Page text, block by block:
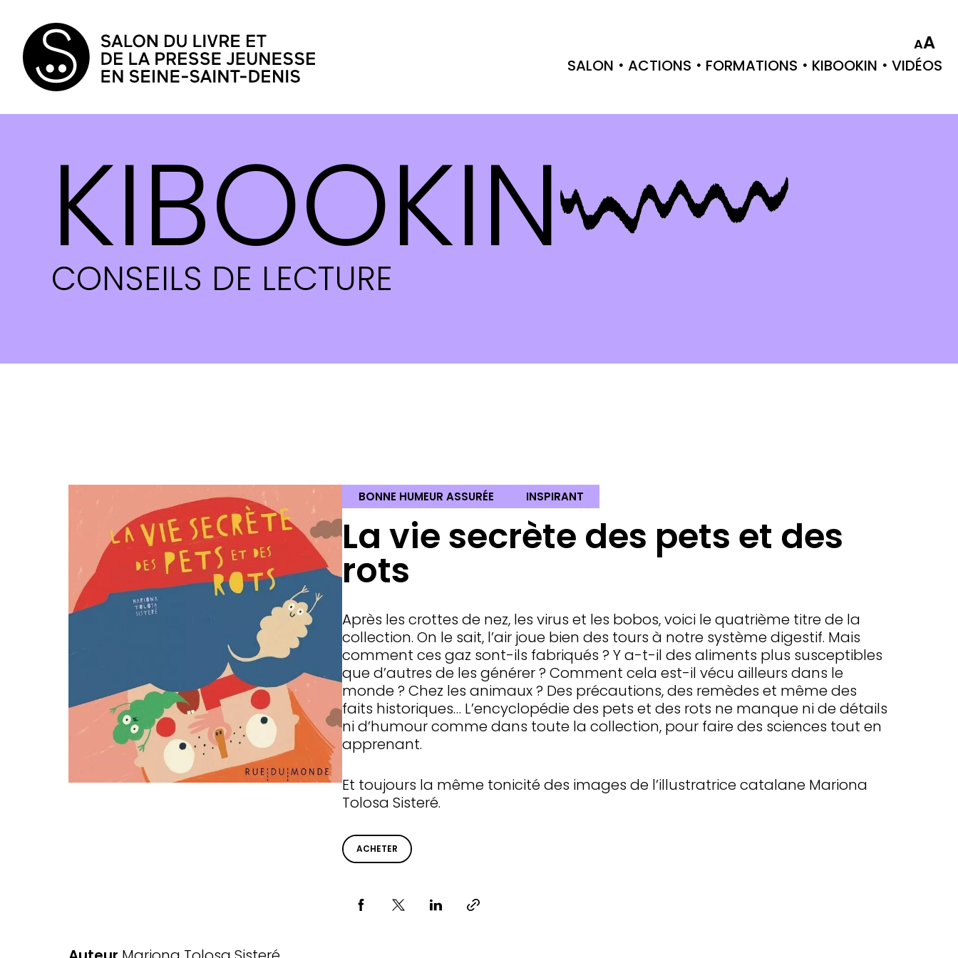
AA
SALON ACTIONS FORMATIONS KIBOOKIN VIDÉOS
KIBOOKIN
CONSEILS DE LECTURE
BONNE HUMEUR ASSURÉE INSPIRANT
La vie secrète des pets et des
rots
Après les crottes de nez, les virus et les bobos, voici le quatrième titre de la
collection. On le sait, l’air joue bien des tours à notre système digestif. Mais
comment ces gaz sont-ils fabriqués ? Y a-t-il des aliments plus susceptibles
que d’autres de les générer ? Comment cela est-il vécu ailleurs dans le
monde ? Chez les animaux ? Des précautions, des remèdes et même des
faits historiques… L’encyclopédie des pets et des rots ne manque ni de détails
ni d’humour comme dans toute la collection, pour faire des sciences tout en
apprenant.
Et toujours la même tonicité des images de l’illustratrice catalane Mariona
Tolosa Sisteré.
ACHETER
Partager via